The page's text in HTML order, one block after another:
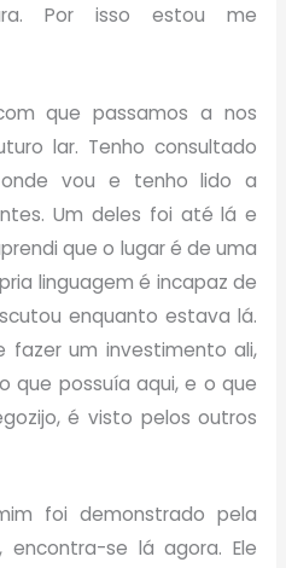
Por isso estou me
que passamos a nos
lar. Tenho consultado
vou e tenho lido a
Um deles foi até lá e
que o lugar é de uma
linguagem é incapaz de
enquanto estava lá.
fazer um investimento ali,
que possuía aqui, e o que
é visto pelos outros
foi demonstrado pela
encontra-se lá agora. Ele